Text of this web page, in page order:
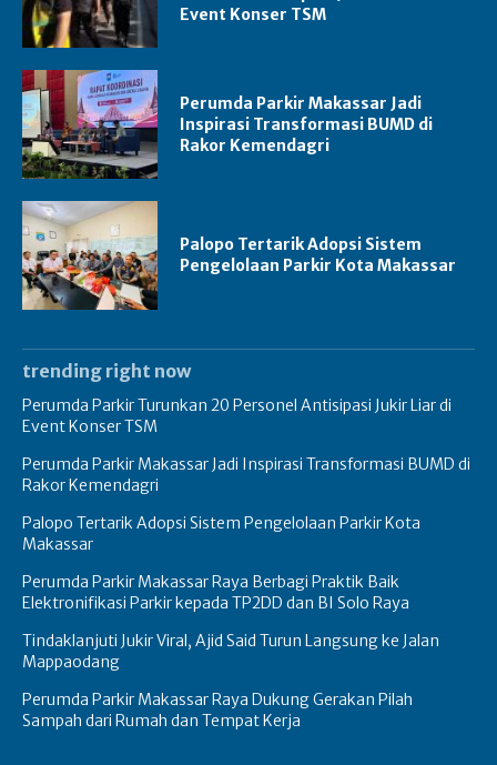
Event Konser TSM
Perumda Parkir Makassar Jadi
Inspirasi Transformasi BUMD di
Rakor Kemendagri
Palopo Tertarik Adopsi Sistem
Pengelolaan Parkir Kota Makassar
trending right now
Perumda Parkir Turunkan 20 Personel Antisipasi Jukir Liar di
Event Konser TSM
Perumda Parkir Makassar Jadi Inspirasi Transformasi BUMD di
Rakor Kemendagri
Palopo Tertarik Adopsi Sistem Pengelolaan Parkir Kota
Makassar
Perumda Parkir Makassar Raya Berbagi Praktik Baik
Elektronifikasi Parkir kepada TP2DD dan BI Solo Raya
Tindaklanjuti Jukir Viral, Ajid Said Turun Langsung ke Jalan
Mappaodang
Perumda Parkir Makassar Raya Dukung Gerakan Pilah
Sampah dari Rumah dan Tempat Kerja